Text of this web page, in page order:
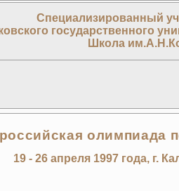
Специализированный
государственного
Школа
олимпиада
19 - 26 апреля 1997 года, г.